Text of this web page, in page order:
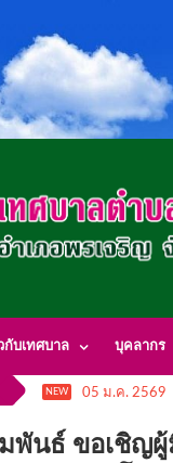
กับเทศบาล บุคลากร
NEW 05 ม.ค. 2569
พันธ์ ขอเชิญผู้